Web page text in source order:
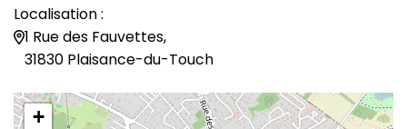
Localisation :
1 Rue des Fauvettes,
31830 Plaisance-du-Touch
+